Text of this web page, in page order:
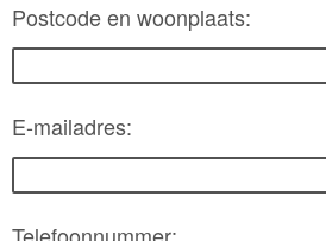
Postcode en woonplaats:
E-mailadres: